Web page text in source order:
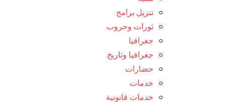
تنزيل برامج
ثورات وحروب
جغرافيا
جغرافيا وتاريخ
حضارات
خدمات
خدمات قانونية